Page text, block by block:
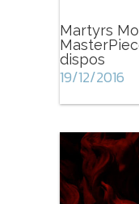
Martyrs
dispos
19/12/2016